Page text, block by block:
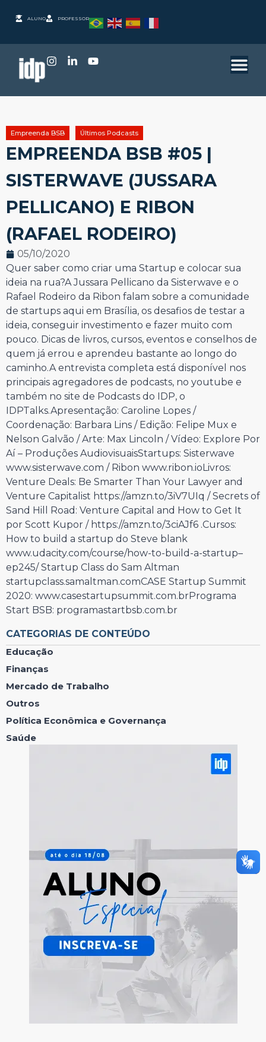
ALUNO PROFESSOR
Empreenda BSB Últimos Podcasts
EMPREENDA BSB #05 |
SISTERWAVE (JUSSARA
PELLICANO) E RIBON
(RAFAEL RODEIRO)
05/10/2020
Quer saber como criar uma Startup e colocar sua
ideia na rua?A Jussara Pellicano da Sisterwave e o
Rafael Rodeiro da Ribon falam sobre a comunidade
de startups aqui em Brasília, os desafios de testar a
ideia, conseguir investimento e fazer muito com
pouco. Dicas de livros, cursos, eventos e conselhos de
quem já errou e aprendeu bastante ao longo do
caminho.A entrevista completa está disponível nos
principais agregadores de podcasts, no youtube e
também no site de Podcasts do IDP, o
IDPTalks.Apresentação: Caroline Lopes /
Coordenação: Barbara Lins / Edição: Felipe Mux e
Nelson Galvão / Arte: Max Lincoln / Vídeo: Explore Por
Aí – Produções AudiovisuaisStartups: Sisterwave
www.sisterwave.com / Ribon www.ribon.ioLivros:
Venture Deals: Be Smarter Than Your Lawyer and
Venture Capitalist https://amzn.to/3iV7UIq / Secrets of
Sand Hill Road: Venture Capital and How to Get It
por Scott Kupor / https://amzn.to/3ciAJf6 .Cursos:
How to build a startup do Steve blank
www.udacity.com/course/how-to-build-a-startup–
ep245/ Startup Class do Sam Altman
startupclass.samaltman.comCASE Startup Summit
2020: www.casestartupsummit.com.brPrograma
Start BSB: programastartbsb.com.br
CATEGORIAS DE CONTEÚDO
Educação
Finanças
Mercado de Trabalho
Outros
Política Econômica e Governança
Saúde